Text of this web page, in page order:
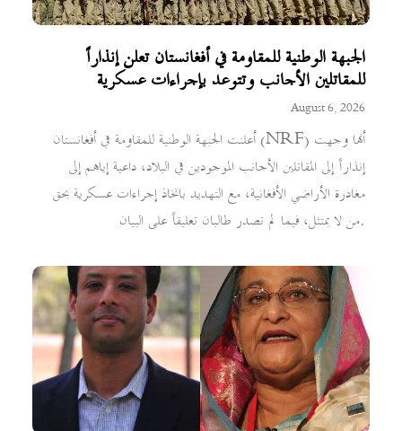
الجبهة الوطنية للمقاومة في أفغانستان تعلن إنذاراً
للمقاتلين الأجانب وتتوعد بإجراءات عسكرية
August 6, 2026
أعلنت الجبهة الوطنية للمقاومة في أفغانستان (NRF) أنها وجهت
إنذاراً إلى المقاتلين الأجانب الموجودين في البلاد، داعية إياهم إلى
مغادرة الأراضي الأفغانية، مع التهديد باتخاذ إجراءات عسكرية بحق
من لا يمتثل، فيما لم تصدر طالبان تعليقاً على البيان.